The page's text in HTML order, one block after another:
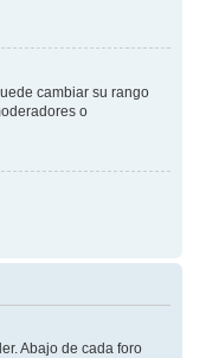
cambiar su rango
o
Abajo de cada foro